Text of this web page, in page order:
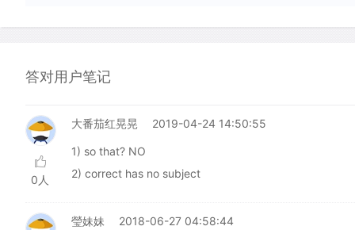
答对用户笔记
0人
大番茄红晃晃 2019-04-24 14:50:55
1) so that? NO
2) correct has no subject
瑩妹妹 2018-06-27 04:58:44